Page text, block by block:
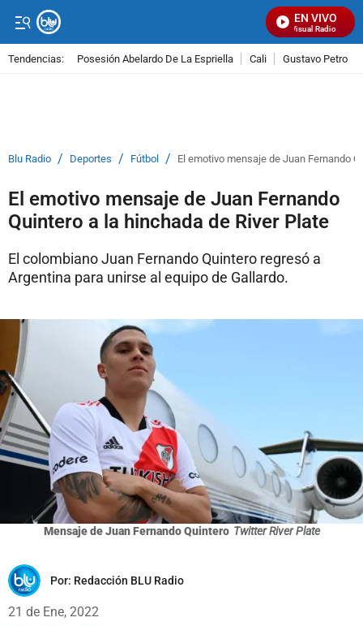
EN VIVO
Señal Visual Radio
Tendencias: Posesión Abelardo De La Espriella Cali Gustavo Petro
Blu Radio / Deportes / Fútbol / El emotivo mensaje de Juan Fernando
El emotivo mensaje de Juan Fernando
Quintero a la hinchada de River Plate
El colombiano Juan Fernando Quintero regresó a
Argentina para unirse al equipo de Gallardo.
Mensaje de Juan Fernando Quintero Twitter River Plate
Por: Redacción BLU Radio
21 de Ene, 2022